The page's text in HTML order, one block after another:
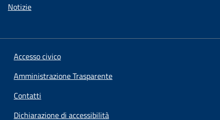
Notizie
Accesso civico
Amministrazione Trasparente
Contatti
Dichiarazione di accessibilità